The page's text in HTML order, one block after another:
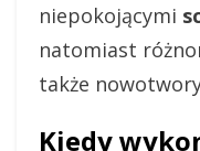
niepokojącymi
natomiast
także
Kiedy